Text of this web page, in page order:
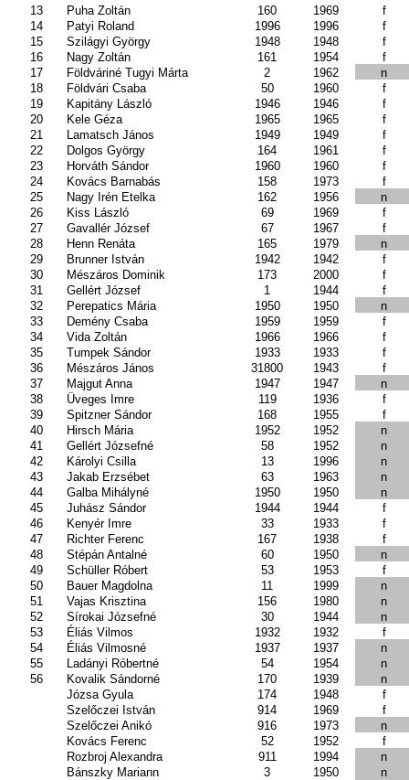
13
Puha Zoltán 160 1969
f
14
Patyi Roland 1996 1996
f
15
Szilágyi György 1948 1948
f
16
Nagy Zoltán 161 1954
f
17
Földváriné Tugyi Márta 2 1962
n
18
Földvári Csaba 50 1960
f
19
Kapitány László 1946 1946
f
20
Kele Géza 1965 1965
f
21
Lamatsch János 1949 1949
f
22
Dolgos György 164 1961
f
23
Horváth Sándor 1960 1960
f
24
Kovács Barnabás 158 1973
f
25
Nagy Irén Etelka 162 1956
n
26
Kiss László 69 1969
f
27
Gavallér József 67 1967
f
28
Henn Renáta 165 1979
n
29
Brunner István 1942 1942
f
30
Mészáros Dominik 173 2000
f
31
Gellért József 1 1944
f
32
Perepatics Mária 1950 1950
n
33
Demény Csaba 1959 1959
f
34
Vida Zoltán 1966 1966
f
35
Tumpek Sándor 1933 1933
f
36
Mészáros János 31800 1943
f
37
Majgut Anna 1947 1947
n
38
Üveges Imre 119 1936
f
39
Spitzner Sándor 168 1955
f
40
Hirsch Mária 1952 1952
n
41
Gellért Józsefné 58 1952
n
42
Károlyi Csilla 13 1996
n
43
Jakab Erzsébet 63 1963
n
44
Galba Mihályné 1950 1950
n
45
Juhász Sándor 1944 1944
f
46
Kenyér Imre 33 1933
f
47
Richter Ferenc 167 1938
f
48
Stépán Antalné 60 1950
n
49
Schüller Róbert 53 1953
f
50
Bauer Magdolna 11 1999
n
51
Vajas Krisztina 156 1980
n
52
Sírokai Józsefné 30 1944
n
53
Éliás Vilmos 1932 1932
f
54
Éliás Vilmosné 1937 1937
n
55
Ladányi Róbertné 54 1954
n
56
Kovalik Sándorné 170 1939
n
Józsa Gyula
174 1948
f
Szelőczei István
914 1969
f
Szelőczei Anikó
916 1973
n
Kovács Ferenc
52 1952
f
Rozbroj Alexandra
911 1994
n
Bánszky Mariann
3 1950
n